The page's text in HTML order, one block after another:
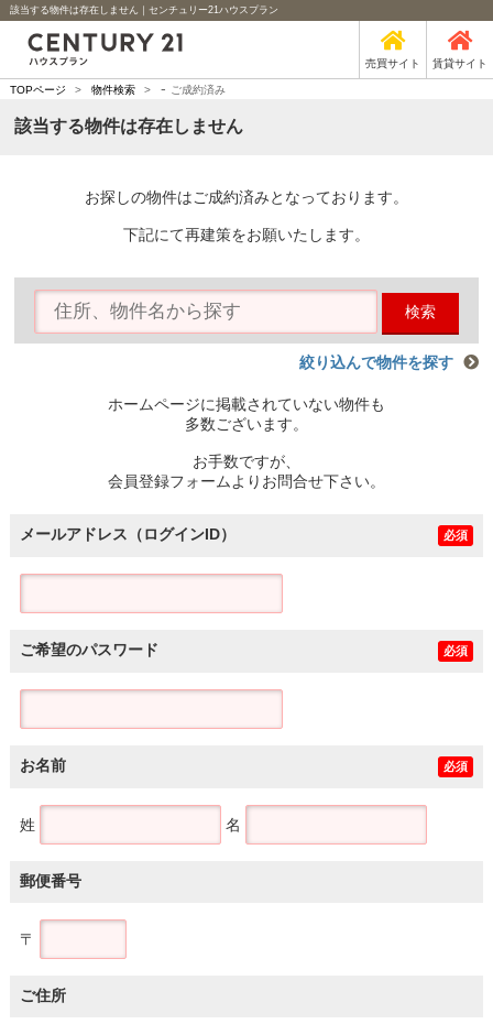
該当する物件は存在しません｜センチュリー21ハウスプラン
売買サイト 賃貸サイト
TOPページ > 物件検索 > - ご成約済み
該当する物件は存在しません
お探しの物件はご成約済みとなっております。
下記にて再建策をお願いたします。
検索
絞り込んで物件を探す
ホームページに掲載されていない物件も
多数ございます。
お手数ですが、
会員登録フォームよりお問合せ下さい。
メールアドレス（ログインID） 必須
ご希望のパスワード 必須
お名前 必須
姓 名
郵便番号
〒
ご住所